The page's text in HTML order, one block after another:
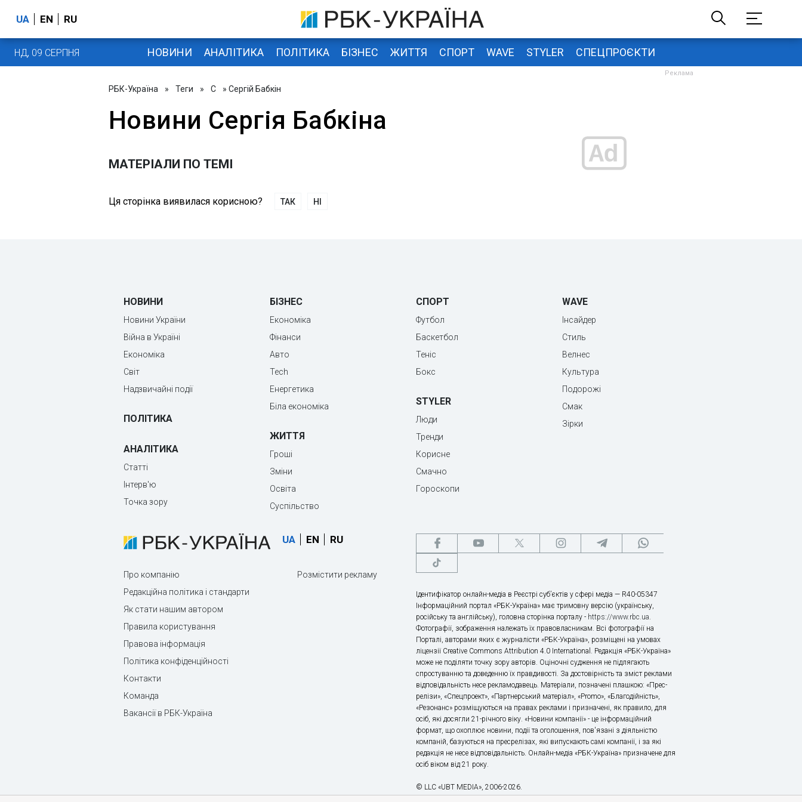
UA EN RU
НД, 09 СЕРПНЯ НОВИНИ АНАЛІТИКА ПОЛІТИКА БІЗНЕС ЖИТТЯ СПОРТ WAVE STYLER СПЕЦПРОЄКТИ
РБК-Україна » Теги » С » Сергій Бабкін
Новини Сергія Бабкіна
МАТЕРІАЛИ ПО ТЕМІ
Ця сторінка виявилася корисною? ТАК НІ
НОВИНИ
Новини України
Війна в Україні
Економіка
Світ
Надзвичайні події
ПОЛІТИКА
АНАЛІТИКА
Статті
Інтерв'ю
Точка зору
БІЗНЕС
Економіка
Фінанси
Авто
Tech
Енергетика
Біла економіка
ЖИТТЯ
Гроші
Зміни
Освіта
Суспільство
СПОРТ
Футбол
Баскетбол
Теніс
Бокс
STYLER
Люди
Тренди
Корисне
Смачно
Гороскопи
WAVE
Інсайдер
Стиль
Велнес
Культура
Подорожі
Смак
Зірки
UA EN RU
Про компанію
Редакційна політика і стандарти
Як стати нашим автором
Правила користування
Правова інформація
Політика конфіденційності
Контакти
Команда
Вакансії в РБК-Україна
Розмістити рекламу
Ідентифікатор онлайн-медіа в Реєстрі суб’єктів у сфері медіа — R40-05347
Інформаційний портал «РБК-Україна» має тримовну версію (українську,
російську та англійську), головна сторінка порталу - https://www.rbc.ua.
Фотографії, зображення належать їх правовласникам. Всі фотографії на
Порталі, авторами яких є журналісти «РБК-Україна», розміщені на умовах
ліцензії Creative Commons Attribution 4.0 International. Редакція «РБК-Україна»
може не поділяти точку зору авторів. Оціночні судження не підлягають
спростуванню та доведенню їх правдивості. За достовірність та зміст реклами
відповідальність несе рекламодавець. Матеріали, позначені плашкою: «Прес-
релізи», «Спецпроект», «Партнерський матеріал», «Promo», «Благодійність»,
«Резонанс» розміщуються на правах реклами і призначені, як правило, для
осіб, які досягли 21-річного віку. «Новини компанії» - це інформаційний
формат, що охоплює новини, події та оголошення, пов'язані з діяльністю
компаній, базуються на пресрелізах, які випускають самі компанії, і за які
редакція не несе відповідальність. Онлайн-медіа «РБК-Україна» призначене для
осіб віком від 21 року.
© LLC «UBT MEDIA», 2006-2026.